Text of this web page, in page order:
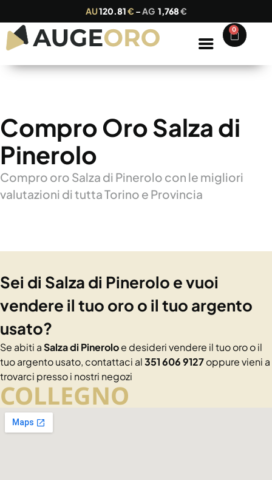
AU120.81€ –AG 1,768€
0
Compro Oro Salza di
Pinerolo
Compro oro Salza di Pinerolo con le migliori
valutazioni di tutta Torino e Provincia
Sei di Salza di Pinerolo e vuoi
vendere il tuo oro o il tuo argento
usato?
Se abiti aSalza di Pineroloe desideri vendere il tuo oro o il
tuo argento usato, contattaci al351 606 9127oppure vieni a
trovarci presso i nostri negozi
COLLEGNO